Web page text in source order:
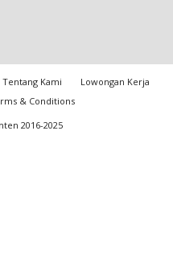
Tentang Kami
Lowongan Kerja
& Conditions
2016-2025